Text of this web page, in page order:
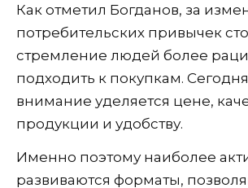
Как отметил Богданов, за
потребительских привычек
стремление людей более
подходить к покупкам.
внимание уделяется цене,
продукции и удобству.
Именно поэтому наиболее
развиваются форматы,